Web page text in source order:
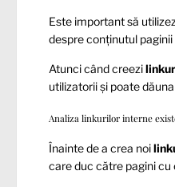
Este important să
despre conținutul
Atunci când creezi
utilizatorii și poate
Analiza linkurilor interne
Înainte de a crea noi
care duc către pagini